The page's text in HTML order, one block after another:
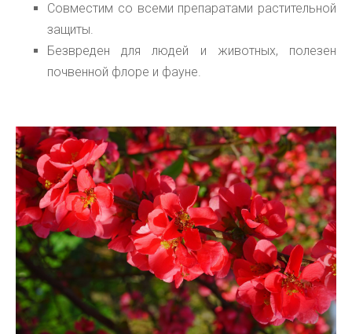
Совместим со всеми препаратами растительной
защиты.
Безвреден для людей и животных, полезен
почвенной флоре и фауне.